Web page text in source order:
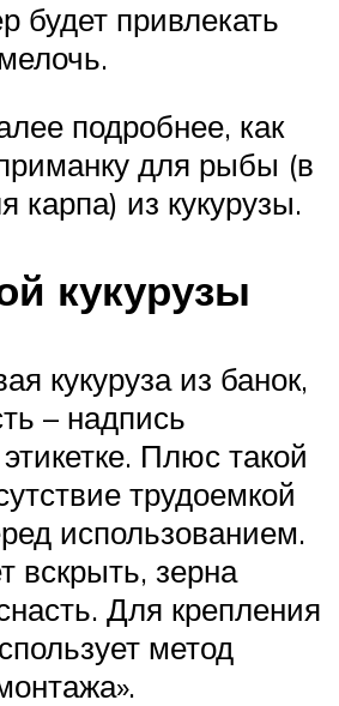
будет привлекать
подробнее, как
для рыбы (в
карпа) из кукурузы.
кукурузы
кукуруза из банок,
– надпись
Плюс такой
трудоемкой
использованием.
вскрыть, зерна
Для крепления
метод